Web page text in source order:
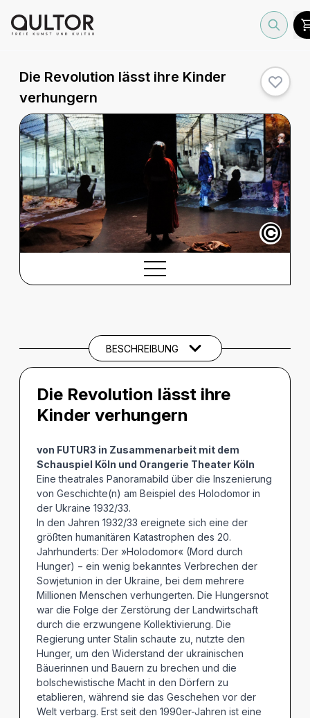
Die Revolution lässt ihre Kinder
verhungern
©
BESCHREIBUNG
Die Revolution lässt ihre
Kinder verhungern
von FUTUR3 in Zusammenarbeit mit dem
Schauspiel Köln und Orangerie Theater Köln
Eine theatrales Panoramabild über die Inszenierung
von Geschichte(n) am Beispiel des Holodomor in
der Ukraine 1932/33.
In den Jahren 1932/33 ereignete sich eine der
größten humanitären Katastrophen des 20.
Jahrhunderts: Der »Holodomor« (Mord durch
Hunger) − ein wenig bekanntes Verbrechen der
Sowjetunion in der Ukraine, bei dem mehrere
Millionen Menschen verhungerten. Die Hungersnot
war die Folge der Zerstörung der Landwirtschaft
durch die erzwungene Kollektivierung. Die
Regierung unter Stalin schaute zu, nutzte den
Hunger, um den Widerstand der ukrainischen
Bäuerinnen und Bauern zu brechen und die
bolschewistische Macht in den Dörfern zu
etablieren, während sie das Geschehen vor der
Welt verbarg. Erst seit den 1990er-Jahren ist eine